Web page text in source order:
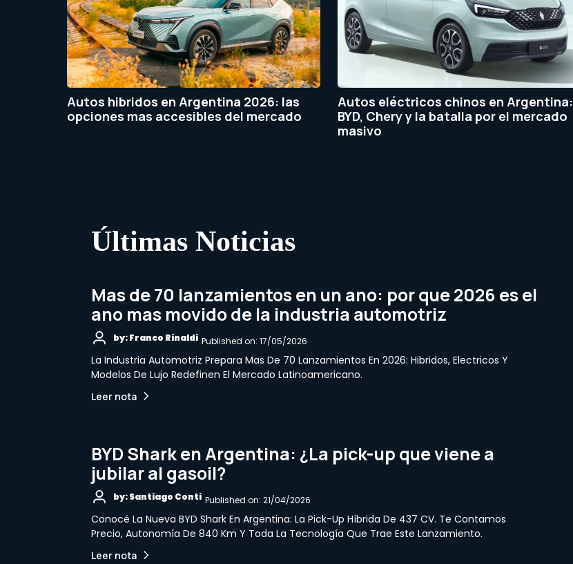
Autos hibridos en Argentina 2026: las
opciones mas accesibles del mercado
Autos eléctricos chinos en Argentina:
BYD, Chery y la batalla por el mercado
masivo
Últimas Noticias
Mas de 70 lanzamientos en un ano: por que 2026 es el
ano mas movido de la industria automotriz
by: Franco Rinaldi Published on: 17/05/2026
La Industria Automotriz Prepara Mas De 70 Lanzamientos En 2026: Hibridos, Electricos Y
Modelos De Lujo Redefinen El Mercado Latinoamericano.
Leer nota
BYD Shark en Argentina: ¿La pick-up que viene a
jubilar al gasoil?
by: Santiago Conti Published on: 21/04/2026
Conocé La Nueva BYD Shark En Argentina: La Pick-Up Híbrida De 437 CV. Te Contamos
Precio, Autonomía De 840 Km Y Toda La Tecnología Que Trae Este Lanzamiento.
Leer nota